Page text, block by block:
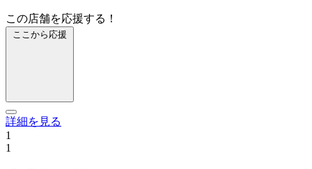
この店舗を応援する！
ここから応援
詳細を見る
1
1